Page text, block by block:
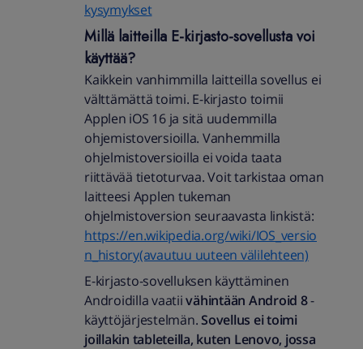
kysymykset
Millä laitteilla E-kirjasto-sovellusta voi
käyttää?
Kaikkein vanhimmilla laitteilla sovellus ei
välttämättä toimi. E-kirjasto toimii
Applen iOS 16 ja sitä uudemmilla
ohjemistoversioilla. Vanhemmilla
ohjelmistoversioilla ei voida taata
riittävää tietoturvaa. Voit tarkistaa oman
laitteesi Applen tukeman
ohjelmistoversion seuraavasta linkistä:
https://en.wikipedia.org/wiki/IOS_versio
n_history(avautuu uuteen välilehteen)
E-kirjasto-sovelluksen käyttäminen
Androidilla vaatiivähintään Android 8-
käyttöjärjestelmän.Sovellus ei toimi
joillakin tableteilla, kuten Lenovo, jossa